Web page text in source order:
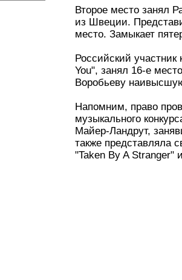
Второе место занял
из Швеции.
место. Замыкает
Российский
You", занял 16-е
Воробьеву
Напомним, право
музыкального
Майер-Ландрут,
также представляла
"Taken By A Stranger"